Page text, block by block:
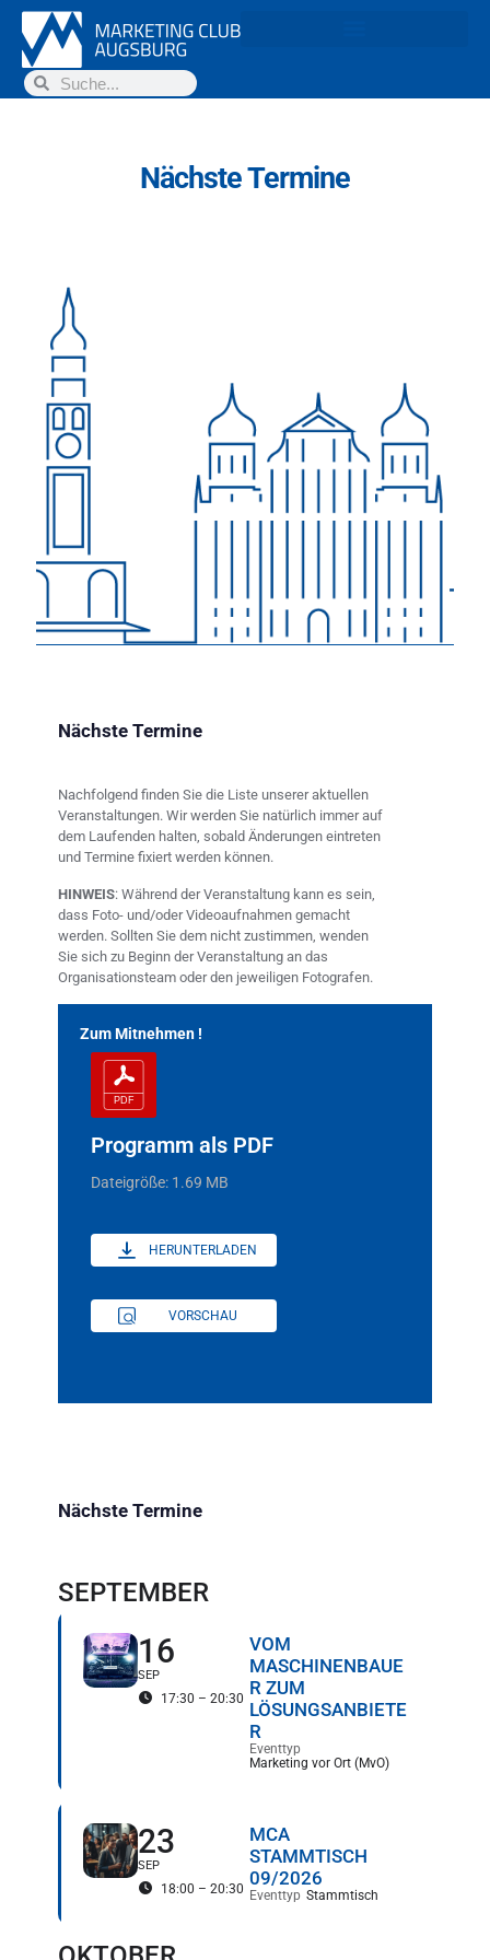
Nächste Termine
Nächste Termine
Nachfolgend finden Sie die Liste unserer aktuellen
Veranstaltungen. Wir werden Sie natürlich immer auf
dem Laufenden halten, sobald Änderungen eintreten
und Termine fixiert werden können.
HINWEIS: Während der Veranstaltung kann es sein,
dass Foto- und/oder Videoaufnahmen gemacht
werden. Sollten Sie dem nicht zustimmen, wenden
Sie sich zu Beginn der Veranstaltung an das
Organisationsteam oder den jeweiligen Fotografen.
Zum Mitnehmen !
Programm als PDF
Dateigröße: 1.69 MB
HERUNTERLADEN
VORSCHAU
Nächste Termine
SEPTEMBER
16
SEP
17:30 – 20:30
VOM
MASCHINENBAUE
R ZUM
LÖSUNGSANBIETE
R
Eventtyp
Marketing vor Ort (MvO)
23
SEP
18:00 – 20:30
MCA
STAMMTISCH
09/2026
Eventtyp Stammtisch